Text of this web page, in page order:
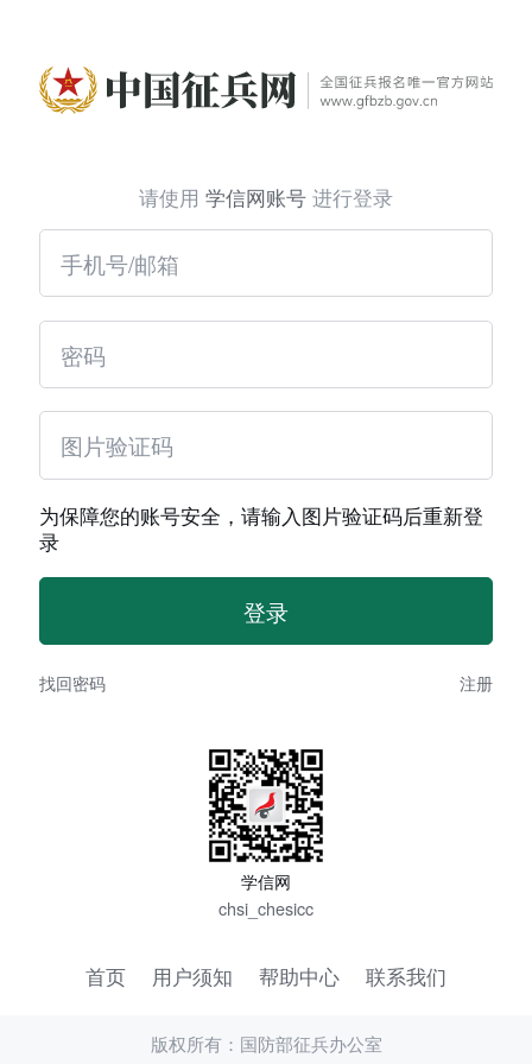
请使用 学信网账号 进行登录
为保障您的账号安全，请输入图片验证码后重新登
录
找回密码 注册
学信网
chsi_chesicc
首页 用户须知 帮助中心 联系我们
版权所有：国防部征兵办公室